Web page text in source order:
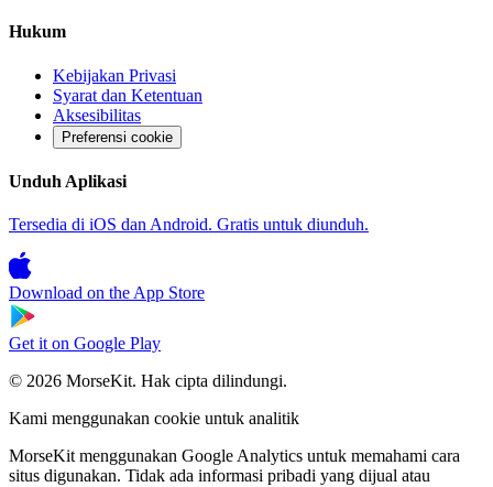
Hukum
Kebijakan Privasi
Syarat dan Ketentuan
Aksesibilitas
Preferensi cookie
Unduh Aplikasi
Tersedia di iOS dan Android. Gratis untuk diunduh.
Download on the App Store
Get it on Google Play
© 2026 MorseKit. Hak cipta dilindungi.
Kami menggunakan cookie untuk analitik
MorseKit menggunakan Google Analytics untuk memahami cara
situs digunakan. Tidak ada informasi pribadi yang dijual atau